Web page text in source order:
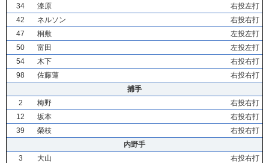
34
漆原
右投左打
42
ネルソン
右投右打
47
桐敷
左投左打
50
富田
左投左打
54
木下
右投右打
98
佐藤蓮
右投右打
捕手
2
梅野
右投右打
12
坂本
右投右打
39
榮枝
右投右打
内野手
3
大山
右投右打